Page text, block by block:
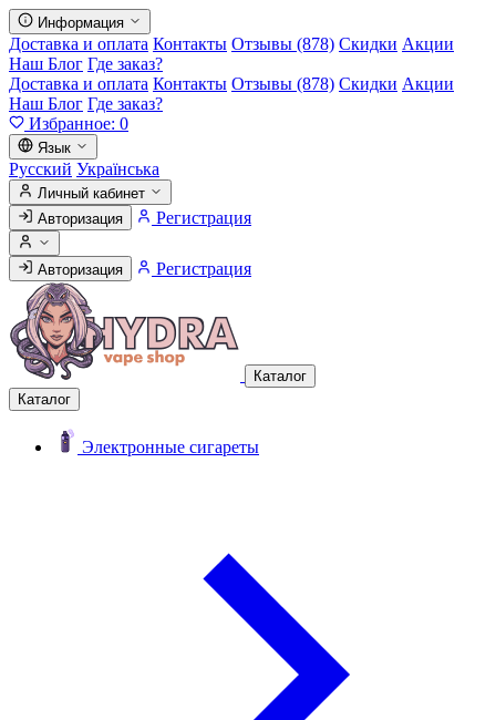
Информация
Доставка и оплата Контакты Отзывы (878) Скидки Акции
Наш Блог Где заказ?
Доставка и оплата Контакты Отзывы (878) Скидки Акции
Наш Блог Где заказ?
Избранное: 0
Язык
Русский Українська
Личный кабинет
Авторизация
Регистрация
Авторизация Регистрация
Каталог
Каталог
Электронные сигареты